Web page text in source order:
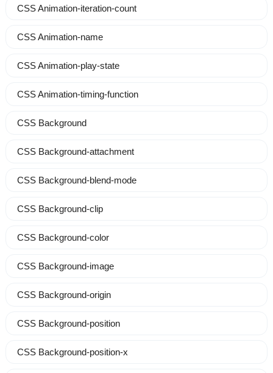
CSS Animation-iteration-count
CSS Animation-name
CSS Animation-play-state
CSS Animation-timing-function
CSS Background
CSS Background-attachment
CSS Background-blend-mode
CSS Background-clip
CSS Background-color
CSS Background-image
CSS Background-origin
CSS Background-position
CSS Background-position-x